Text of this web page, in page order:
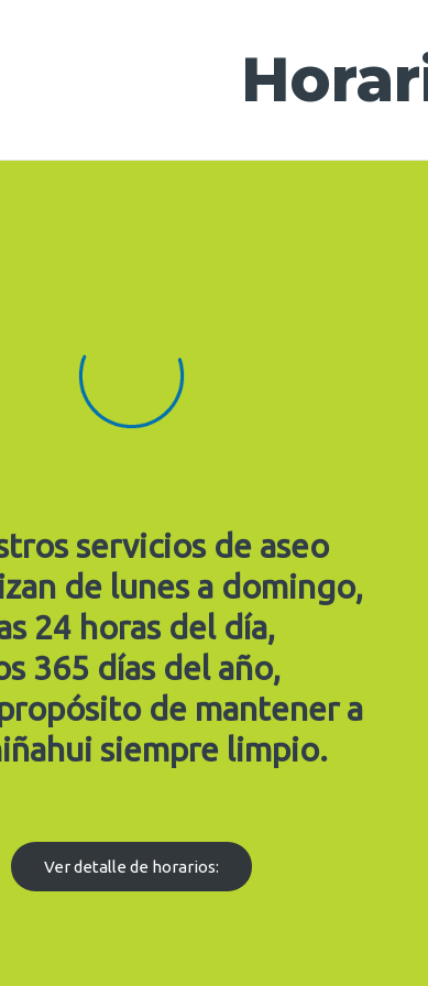
servicios de aseo
de lunes a domingo,
24 horas del día,
365 días del año,
de mantener a
siempre limpio.
Ver detalle de horarios: